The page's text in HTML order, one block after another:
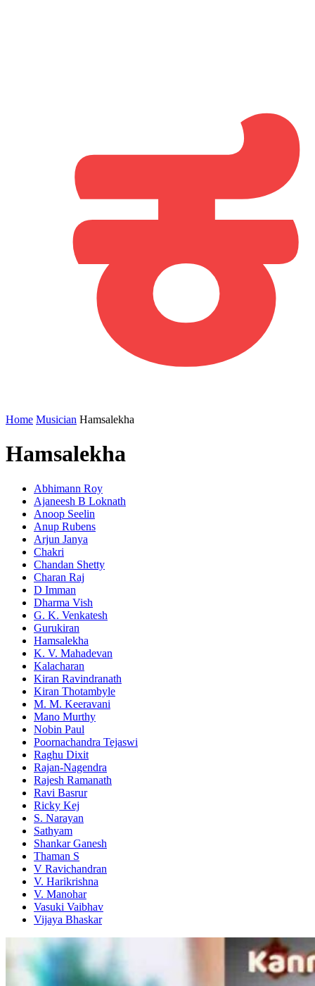
Home Musician Hamsalekha
Hamsalekha
Abhimann Roy
Ajaneesh B Loknath
Anoop Seelin
Anup Rubens
Arjun Janya
Chakri
Chandan Shetty
Charan Raj
D Imman
Dharma Vish
G. K. Venkatesh
Gurukiran
Hamsalekha
K. V. Mahadevan
Kalacharan
Kiran Ravindranath
Kiran Thotambyle
M. M. Keeravani
Mano Murthy
Nobin Paul
Poornachandra Tejaswi
Raghu Dixit
Rajan-Nagendra
Rajesh Ramanath
Ravi Basrur
Ricky Kej
S. Narayan
Sathyam
Shankar Ganesh
Thaman S
V Ravichandran
V. Harikrishna
V. Manohar
Vasuki Vaibhav
Vijaya Bhaskar